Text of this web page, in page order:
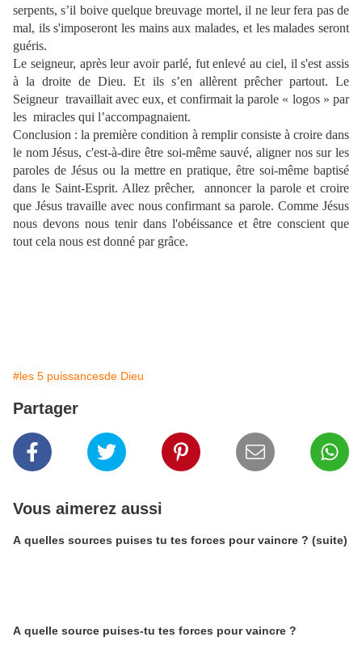
serpents, s’il boive quelque breuvage mortel, il ne leur fera pas de
mal, ils s'imposeront les mains aux malades, et les malades seront
guéris.
Le seigneur, après leur avoir parlé, fut enlevé au ciel, il s'est assis
à la droite de Dieu. Et ils s’en allèrent prêcher partout. Le
Seigneur travaillait avec eux, et confirmait la parole « logos » par
les miracles qui l’accompagnaient.
Conclusion : la première condition à remplir consiste à croire dans
le nom Jésus, c'est-à-dire être soi-même sauvé, aligner nos sur les
paroles de Jésus ou la mettre en pratique, être soi-même baptisé
dans le Saint-Esprit. Allez prêcher,
annoncer la parole et croire
que Jésus travaille avec nous confirmant sa parole. Comme Jésus
nous devons nous tenir dans l'obéissance et être conscient que
tout cela nous est donné par grâce.
#les 5 puissancesde Dieu
Partager
Vous aimerez aussi
A quelles sources puises tu tes forces pour vaincre ? (suite)
A quelle source puises-tu tes forces pour vaincre ?